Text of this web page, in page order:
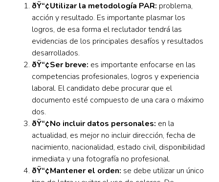
ðŸ“¢Utilizar la metodología PAR: problema,
acción y resultado. Es importante plasmar los
logros, de esa forma el reclutador tendrá las
evidencias de los principales desafíos y resultados
desarrollados.
ðŸ“¢Ser breve: es importante enfocarse en las
competencias profesionales, logros y experiencia
laboral. El candidato debe procurar que el
documento esté compuesto de una cara o máximo
dos.
ðŸ“¢No incluir datos personales: en la
actualidad, es mejor no incluir dirección, fecha de
nacimiento, nacionalidad, estado civil, disponibilidad
inmediata y una fotografía no profesional.
ðŸ“¢Mantener el orden: se debe utilizar un único